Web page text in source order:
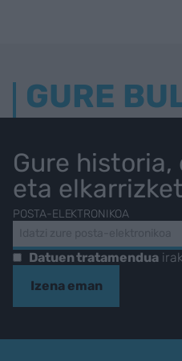
GURE
Gure
eta
POSTA-ELEKTRONIKOA
Datuen tratamendua
Izena eman